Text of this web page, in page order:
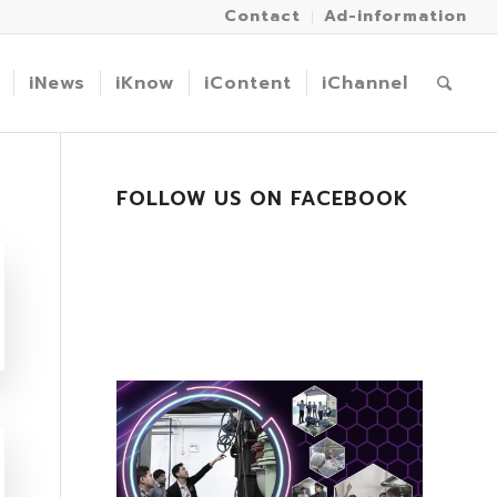
Contact Ad-information
iNews iKnow iContent iChannel
FOLLOW US ON FACEBOOK